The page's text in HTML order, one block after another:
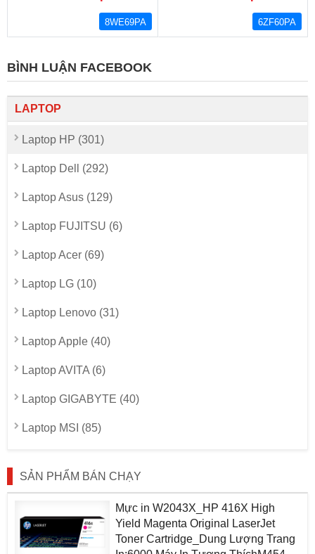
8WE69PA 6ZF60PA
BÌNH LUẬN FACEBOOK
LAPTOP
Laptop HP (301)
Laptop Dell (292)
Laptop Asus (129)
Laptop FUJITSU (6)
Laptop Acer (69)
Laptop LG (10)
Laptop Lenovo (31)
Laptop Apple (40)
Laptop AVITA (6)
Laptop GIGABYTE (40)
Laptop MSI (85)
SẢN PHẨM BÁN CHẠY
Mực in W2043X_HP 416X High
Yield Magenta Original LaserJet
Toner Cartridge_Dung Lượng Trang